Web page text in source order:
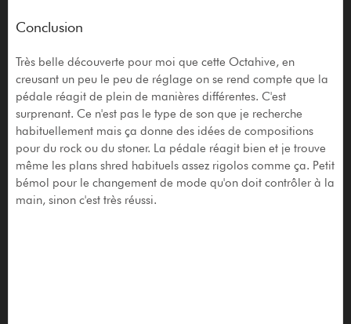
Conclusion
Très belle découverte pour moi que cette Octahive, en
creusant un peu le peu de réglage on se rend compte que la
pédale réagit de plein de manières différentes. C'est
surprenant. Ce n'est pas le type de son que je recherche
habituellement mais ça donne des idées de compositions
pour du rock ou du stoner. La pédale réagit bien et je trouve
même les plans shred habituels assez rigolos comme ça. Petit
bémol pour le changement de mode qu'on doit contrôler à la
main, sinon c'est très réussi.